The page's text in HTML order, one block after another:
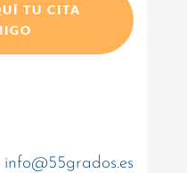
TU CITA
info@55grados.es